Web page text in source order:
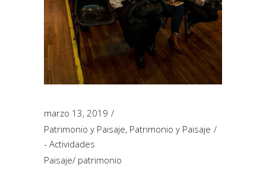
marzo 13, 2019
Patrimonio y Paisaje, Patrimonio y Paisaje
- Actividades
Paisaje/ patrimonio